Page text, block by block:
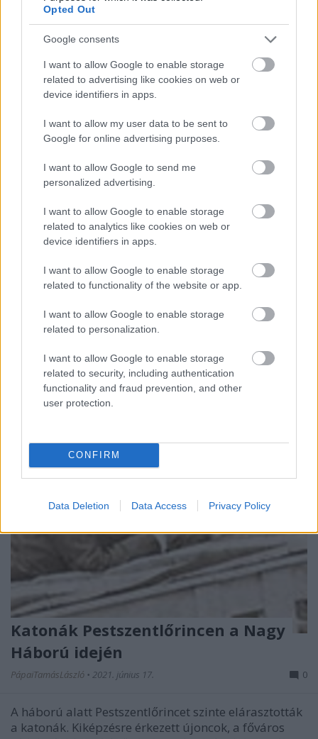
Opted Out
Google consents
I want to allow Google to enable storage
related to advertising like cookies on web or
device identifiers in apps.
I want to allow my user data to be sent to
Google for online advertising purposes.
I want to allow Google to send me
personalized advertising.
I want to allow Google to enable storage
related to analytics like cookies on web or
device identifiers in apps.
I want to allow Google to enable storage
related to functionality of the website or app.
I want to allow Google to enable storage
related to personalization.
I want to allow Google to enable storage
related to security, including authentication
functionality and fraud prevention, and other
user protection.
CONFIRM
Data Deletion Data Access Privacy Policy
Kezdeményezések a két világháború
között a miskolci gyalogezred
hadrendi számának a
visszaszerzésére
PásztorLevente •2021. október 14.
A m. kir. miskolci 10. honvéd gyalogezred az orosz,
Háborúban, s legendás hírnévre tett szert a
Magyarós-tető elleni rohamtámadás
pedig napjainkban is visszatérő téma. Az első
világháborút követően, 1922-ben…
Katonák Pestszentlőrincen a Nagy
Háború idején
PápaiTamásLászló • 2021. június 17. 0
A háború alatt Pestszentlőrincet szinte elárasztották
a katonák. Kiképzésre érkezett újoncok, a főváros